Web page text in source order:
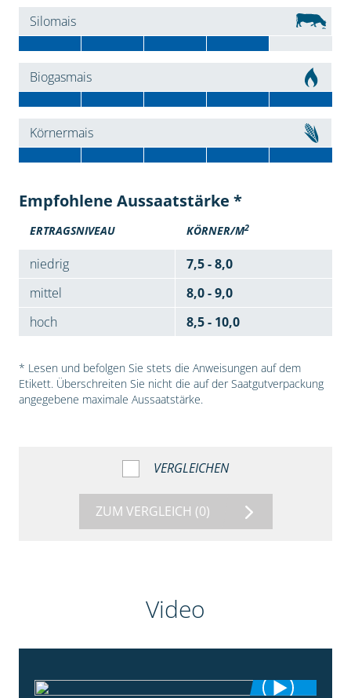
Silomais
Biogasmais
Körnermais
Empfohlene Aussaatstärke *
ERTRAGSNIVEAU KÖRNER/M2
niedrig
7,5 - 8,0
mittel
8,0 - 9,0
hoch
8,5 - 10,0
* Lesen und befolgen Sie stets die Anweisungen auf dem
Etikett. Überschreiten Sie nicht die auf der Saatgutverpackung
angegebene maximale Aussaatstärke.
VERGLEICHEN
ZUM VERGLEICH (0)
Video